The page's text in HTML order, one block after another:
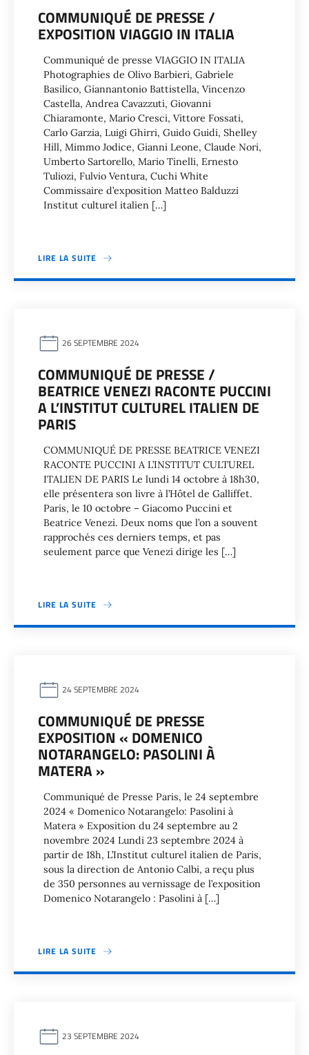
COMMUNIQUÉ DE PRESSE /
EXPOSITION VIAGGIO IN ITALIA
Communiqué de presse VIAGGIO IN ITALIA
Photographies de Olivo Barbieri, Gabriele
Basilico, Giannantonio Battistella, Vincenzo
Castella, Andrea Cavazzuti, Giovanni
Chiaramonte, Mario Cresci, Vittore Fossati,
Carlo Garzia, Luigi Ghirri, Guido Guidi, Shelley
Hill, Mimmo Jodice, Gianni Leone, Claude Nori,
Umberto Sartorello, Mario Tinelli, Ernesto
Tuliozi, Fulvio Ventura, Cuchi White
Commissaire d’exposition Matteo Balduzzi
Institut culturel italien […]
LIRE LA SUITE
26 SEPTEMBRE 2024
COMMUNIQUÉ DE PRESSE /
BEATRICE VENEZI RACONTE PUCCINI
A L’INSTITUT CULTUREL ITALIEN DE
PARIS
COMMUNIQUÉ DE PRESSE BEATRICE VENEZI
RACONTE PUCCINI A L’INSTITUT CULTUREL
ITALIEN DE PARIS Le lundi 14 octobre à 18h30,
elle présentera son livre à l’Hôtel de Galliffet.
Paris, le 10 octobre – Giacomo Puccini et
Beatrice Venezi. Deux noms que l’on a souvent
rapprochés ces derniers temps, et pas
seulement parce que Venezi dirige les […]
LIRE LA SUITE
24 SEPTEMBRE 2024
COMMUNIQUÉ DE PRESSE
EXPOSITION « DOMENICO
NOTARANGELO: PASOLINI À
MATERA »
Communiqué de Presse Paris, le 24 septembre
2024 « Domenico Notarangelo: Pasolini à
Matera » Exposition du 24 septembre au 2
novembre 2024 Lundi 23 septembre 2024 à
partir de 18h, L’Institut culturel italien de Paris,
sous la direction de Antonio Calbi, a reçu plus
de 350 personnes au vernissage de l’exposition
Domenico Notarangelo : Pasolini à […]
LIRE LA SUITE
23 SEPTEMBRE 2024